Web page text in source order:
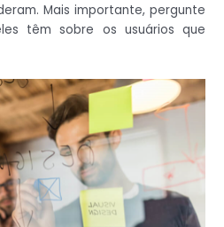
Mais importante, pergunte
têm sobre os usuários que